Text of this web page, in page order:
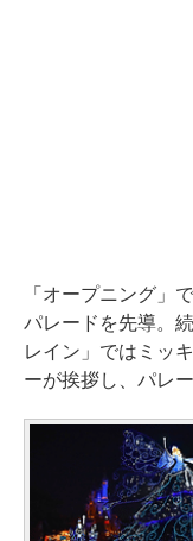
「オープニング」
パレードを先導。
レイン」ではミッ
ーが挨拶し、パレ